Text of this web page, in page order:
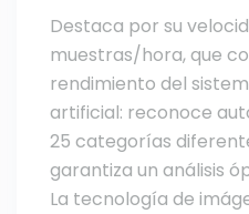
Destaca por su
muestras/hora, que
rendimiento del
artificial: reconoce
25 categorías
garantiza un análisis
La tecnología de